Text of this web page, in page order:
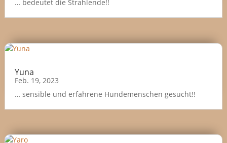
… bedeutet die Strahlende!!
Yuna
Feb. 19, 2023
… sensible und erfahrene Hundemenschen gesucht!!